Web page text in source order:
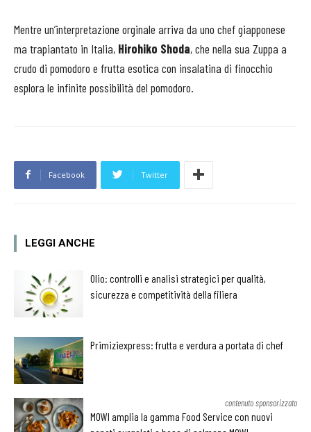
Mentre un’interpretazione orginale arriva da uno chef giapponese
ma trapiantato in Italia, Hirohiko Shoda, che nella sua Zuppa a
crudo di pomodoro e frutta esotica con insalatina di finocchio
esplora le infinite possibilità del pomodoro.
Facebook Twitter
LEGGI ANCHE
Olio: controlli e analisi strategici per qualità,
sicurezza e competitività della filiera
Primiziexpress: frutta e verdura a portata di chef
contenuto sponsorizzato
MOWI amplia la gamma Food Service con nuovi